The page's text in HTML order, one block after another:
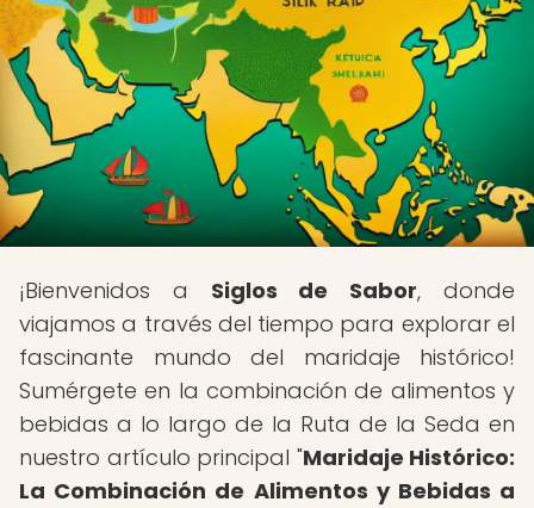
¡Bienvenidos a Siglos de Sabor, donde
viajamos a través del tiempo para explorar el
fascinante mundo del maridaje histórico!
Sumérgete en la combinación de alimentos y
bebidas a lo largo de la Ruta de la Seda en
nuestro artículo principal "Maridaje Histórico:
La Combinación de Alimentos y Bebidas a